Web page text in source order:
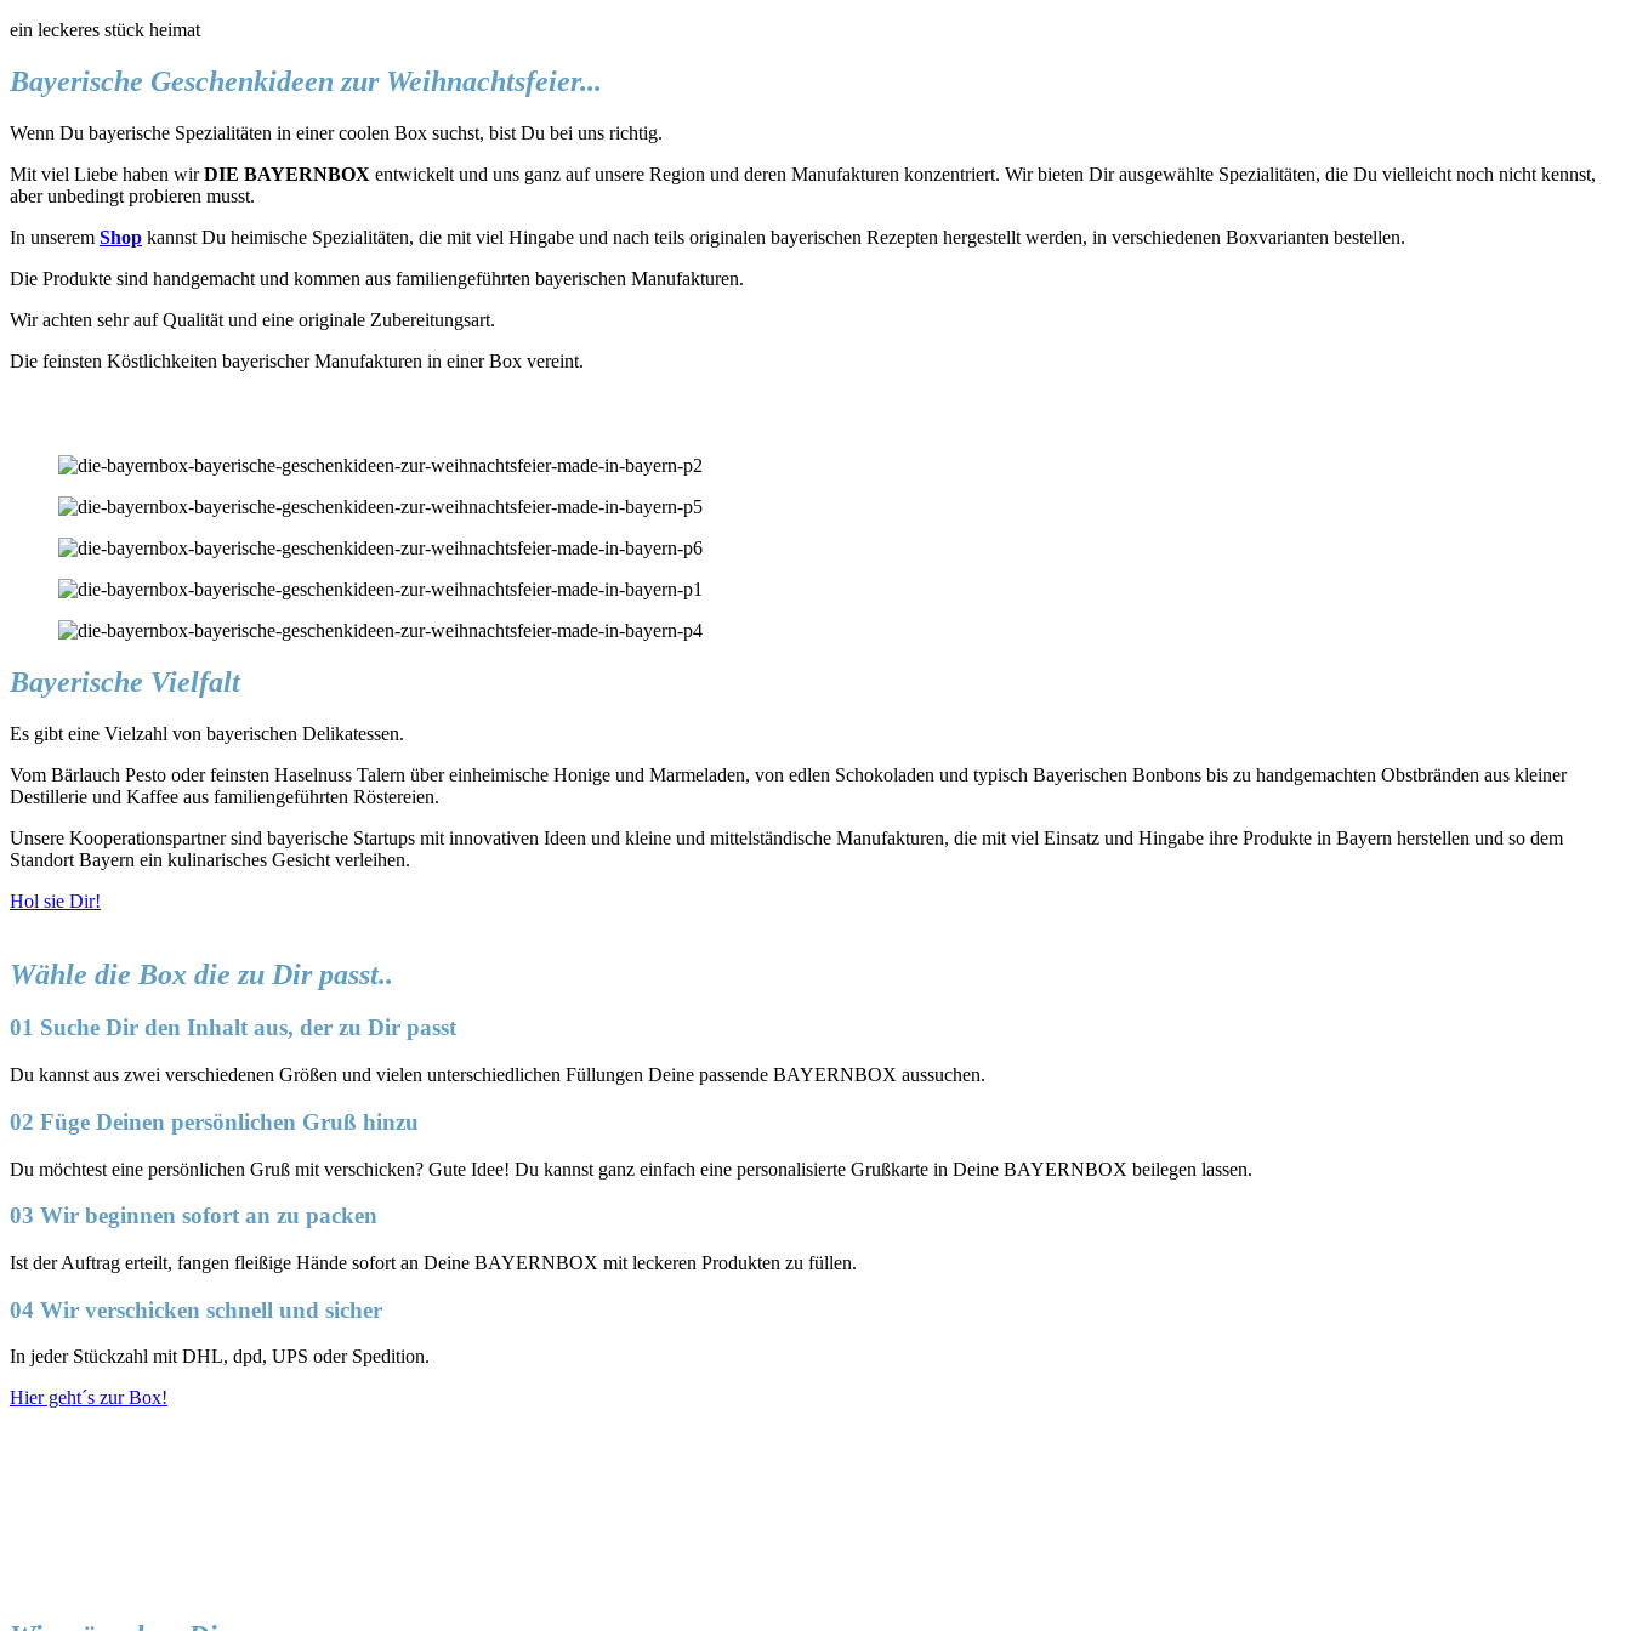
ein leckeres stück heimat
Bayerische Geschenkideen zur Weihnachtsfeier...
Wenn Du bayerische Spezialitäten in einer coolen Box suchst, bist Du bei uns richtig.
Mit viel Liebe haben wirDIE BAYERNBOX entwickelt und uns ganz auf unsere Region und deren Manufakturen konzentriert. Wir bieten Dir ausgewählte Spezialitäten, die Du vielleicht noch nicht kennst,
aber unbedingt probieren musst.
In unserem Shop kannst Du heimische Spezialitäten, die mit viel Hingabe und nach teils originalen bayerischen Rezepten hergestellt werden, in verschiedenen Boxvarianten bestellen.
Die Produkte sind handgemacht und kommen aus familiengeführten bayerischen Manufakturen.
Wir achten sehr auf Qualität und eine originale Zubereitungsart.
Die feinsten Köstlichkeiten bayerischer Manufakturen in einer Box vereint.
Bayerische Vielfalt
Es gibt eine Vielzahl von bayerischen Delikatessen.
Vom Bärlauch Pesto oder feinsten Haselnuss Talern über einheimische Honige und Marmeladen, von edlen Schokoladen und typisch Bayerischen Bonbons bis zu handgemachten Obstbränden aus kleiner
Destillerie und Kaffee aus familiengeführten Röstereien.
Unsere Kooperationspartner sind bayerische Startups mit innovativen Ideen und kleine und mittelständische Manufakturen, die mit viel Einsatz und Hingabe ihre Produkte in Bayern herstellen und so dem
Standort Bayern ein kulinarisches Gesicht verleihen.
Hol sie Dir!
Wähle die Box die zu Dir passt..
01 Suche Dir den Inhalt aus, der zu Dir passt
Du kannst aus zwei verschiedenen Größen und vielen unterschiedlichen Füllungen Deine passende BAYERNBOX aussuchen.
02 Füge Deinen persönlichen Gruß hinzu
Du möchtest eine persönlichen Gruß mit verschicken? Gute Idee! Du kannst ganz einfach eine personalisierte Grußkarte in Deine BAYERNBOX beilegen lassen.
03 Wir beginnen sofort an zu packen
Ist der Auftrag erteilt, fangen fleißige Hände sofort an Deine BAYERNBOX mit leckeren Produkten zu füllen.
04 Wir verschicken schnell und sicher
In jeder Stückzahl mit DHL, dpd, UPS oder Spedition.
Hier geht´s zur Box!